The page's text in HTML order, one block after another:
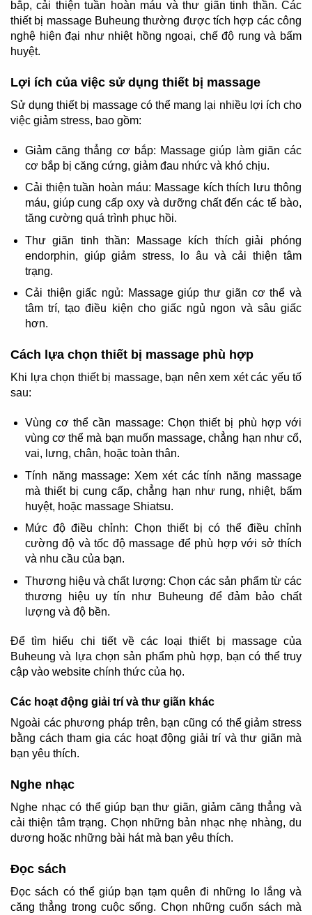
bắp, cải thiện tuần hoàn máu và thư giãn tinh thần. Các
thiết bị massage Buheung thường được tích hợp các công
nghệ hiện đại như nhiệt hồng ngoại, chế độ rung và bấm
huyệt.
Lợi ích của việc sử dụng thiết bị massage
Sử dụng thiết bị massage có thể mang lại nhiều lợi ích cho
việc giảm stress, bao gồm:
Giảm căng thẳng cơ bắp: Massage giúp làm giãn các
cơ bắp bị căng cứng, giảm đau nhức và khó chịu.
Cải thiện tuần hoàn máu: Massage kích thích lưu thông
máu, giúp cung cấp oxy và dưỡng chất đến các tế bào,
tăng cường quá trình phục hồi.
Thư giãn tinh thần: Massage kích thích giải phóng
endorphin, giúp giảm stress, lo âu và cải thiện tâm
trạng.
Cải thiện giấc ngủ: Massage giúp thư giãn cơ thể và
tâm trí, tạo điều kiện cho giấc ngủ ngon và sâu giấc
hơn.
Cách lựa chọn thiết bị massage phù hợp
Khi lựa chọn thiết bị massage, bạn nên xem xét các yếu tố
sau:
Vùng cơ thể cần massage: Chọn thiết bị phù hợp với
vùng cơ thể mà bạn muốn massage, chẳng hạn như cổ,
vai, lưng, chân, hoặc toàn thân.
Tính năng massage: Xem xét các tính năng massage
mà thiết bị cung cấp, chẳng hạn như rung, nhiệt, bấm
huyệt, hoặc massage Shiatsu.
Mức độ điều chỉnh: Chọn thiết bị có thể điều chỉnh
cường độ và tốc độ massage để phù hợp với sở thích
và nhu cầu của bạn.
Thương hiệu và chất lượng: Chọn các sản phẩm từ các
thương hiệu uy tín như Buheung để đảm bảo chất
lượng và độ bền.
Để tìm hiểu chi tiết về các loại thiết bị massage của
Buheung và lựa chọn sản phẩm phù hợp, bạn có thể truy
cập vào website chính thức của họ.
Các hoạt động giải trí và thư giãn khác
Ngoài các phương pháp trên, bạn cũng có thể giảm stress
bằng cách tham gia các hoạt động giải trí và thư giãn mà
bạn yêu thích.
Nghe nhạc
Nghe nhạc có thể giúp bạn thư giãn, giảm căng thẳng và
cải thiện tâm trạng. Chọn những bản nhạc nhẹ nhàng, du
dương hoặc những bài hát mà bạn yêu thích.
Đọc sách
Đọc sách có thể giúp bạn tạm quên đi những lo lắng và
căng thẳng trong cuộc sống. Chọn những cuốn sách mà